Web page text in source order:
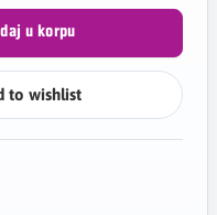
u korpu
to wishlist